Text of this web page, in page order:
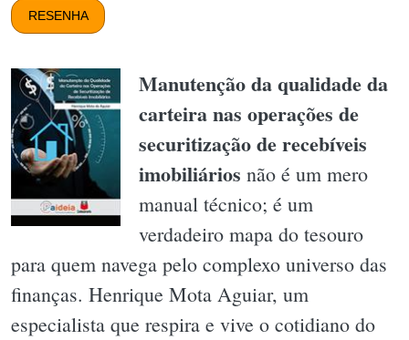
RESENHA
Manutenção da qualidade da
carteira nas operações de
securitização de recebíveis
imobiliários não é um mero
manual técnico; é um
verdadeiro mapa do tesouro
para quem navega pelo complexo universo das
finanças. Henrique Mota Aguiar, um
especialista que respira e vive o cotidiano do